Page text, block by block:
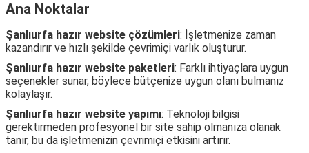
Ana Noktalar
Şanlıurfa hazır website çözümleri: İşletmenize zaman
kazandırır ve hızlı şekilde çevrimiçi varlık oluşturur.
Şanlıurfa hazır website paketleri: Farklı ihtiyaçlara uygun
seçenekler sunar, böylece bütçenize uygun olanı bulmanız
kolaylaşır.
Şanlıurfa hazır website yapımı: Teknoloji bilgisi
gerektirmeden profesyonel bir site sahip olmanıza olanak
tanır, bu da işletmenizin çevrimiçi etkisini artırır.